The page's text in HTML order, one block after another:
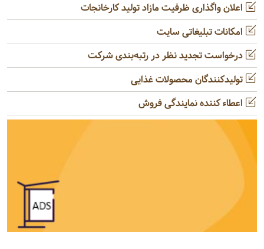
اعلان واگذاری ظرفیت مازاد تولید کارخانجات
امکانات تبلیغاتی سایت
درخواست تجدید نظر در رتبه‌بندی شرکت
تولیدکنندگان محصولات غذایی
اعطاء کننده نمایندگی فروش